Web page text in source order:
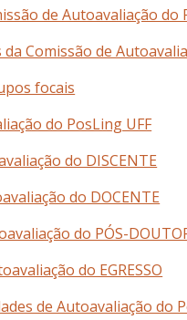
de Autoavaliação do
Comissão de
focais
do PosLing UFF
do DISCENTE
do DOCENTE
do PÓS-
do EGRESSO
de Autoavaliação do